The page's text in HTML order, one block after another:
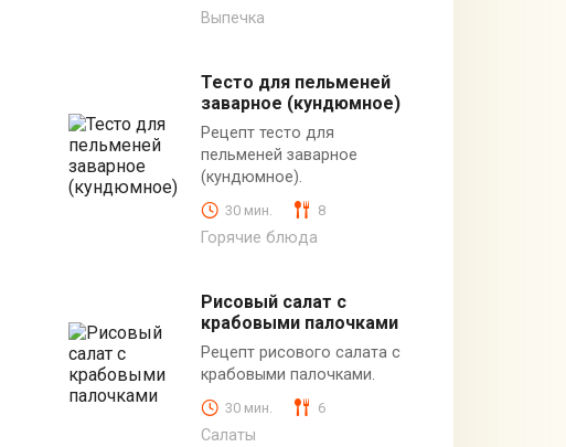
Выпечка
Тесто для пельменей
заварное (кундюмное)
Рецепт тесто для
пельменей заварное
(кундюмное).
30 мин. 8
Горячие блюда
Рисовый салат с
крабовыми палочками
Рецепт рисового салата с
крабовыми палочками.
30 мин. 6
Салаты